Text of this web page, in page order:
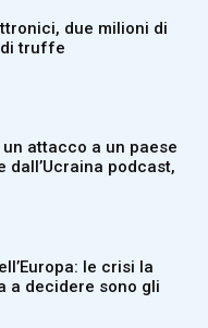
due milioni di
truffe
attacco a un paese
dall’Ucraina podcast,
le crisi la
a decidere sono gli